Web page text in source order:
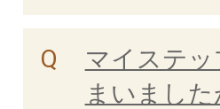
マイステ
まいまし